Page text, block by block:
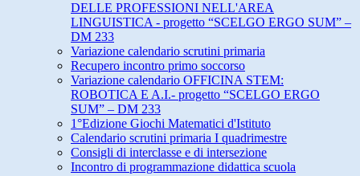
DELLE PROFESSIONI NELL'AREA
LINGUISTICA - progetto “SCELGO ERGO SUM” –
DM 233
Variazione calendario scrutini primaria
Recupero incontro primo soccorso
Variazione calendario OFFICINA STEM:
ROBOTICA E A.I.- progetto “SCELGO ERGO
SUM” – DM 233
1°Edizione Giochi Matematici d'Istituto
Calendario scrutini primaria I quadrimestre
Consigli di interclasse e di intersezione
Incontro di programmazione didattica scuola